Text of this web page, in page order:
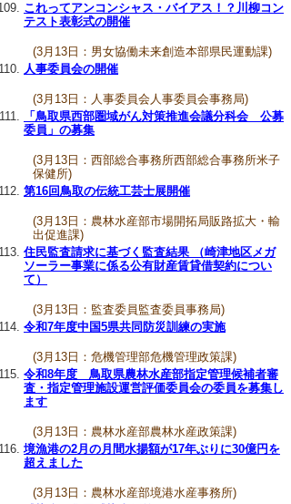
これってアンコンシャス・バイアス！？川柳コン
テスト表彰式の開催
(3月13日：男女協働未来創造本部県民運動課)
人事委員会の開催
(3月13日：人事委員会人事委員会事務局)
「鳥取県西部圏域がん対策推進会議分科会 公募
委員」の募集
(3月13日：西部総合事務所西部総合事務所米子
保健所)
第16回鳥取の伝統工芸士展開催
(3月13日：農林水産部市場開拓局販路拡大・輸
出促進課)
住民監査請求に基づく監査結果 （崎津地区メガ
ソーラー事業に係る公有財産賃貸借契約につい
て）
(3月13日：監査委員監査委員事務局)
令和7年度中国5県共同防災訓練の実施
(3月13日：危機管理部危機管理政策課)
令和8年度 鳥取県農林水産部指定管理候補者審
査・指定管理施設運営評価委員会の委員を募集し
ます
(3月13日：農林水産部農林水産政策課)
境漁港の2月の月間水揚額が17年ぶりに30億円を
超えました
(3月13日：農林水産部境港水産事務所)